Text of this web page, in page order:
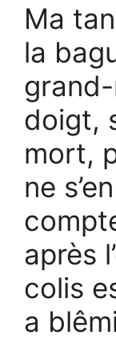
Ma
la
doigt,
mort,
ne
après
colis
a